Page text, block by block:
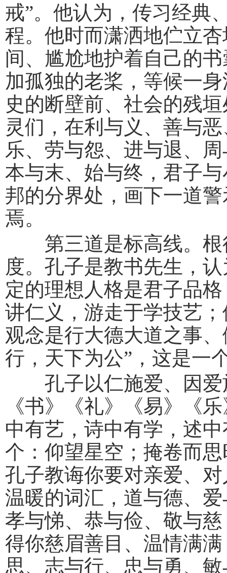
戒”。他认为，传习经典
程。他时而潇洒地伫立
间、尴尬地护着自己的
加孤独的老桨，等候一
史的断壁前、社会的残
灵们，在利与义、善与
乐、劳与怨、进与退、
本与末、始与终，君子
邦的分界处，画下一道
焉。
第三道是标高线。根
度。孔子是教书先生，
定的理想人格是君子品
讲仁义，游走于学技艺
观念是行大德大道之事
行，天下为公”，这是一
孔子以仁施爱、因爱
《书》《礼》《易》《
中有艺，诗中有学，述
个：仰望星空；掩卷而
孔子教诲你要对亲爱、
温暖的词汇，道与德、
孝与悌、恭与俭、敬与
得你慈眉善目、温情满
思、志与行、忠与勇、